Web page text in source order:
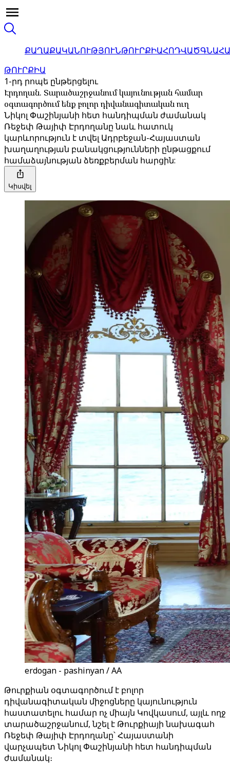
ՔԱՂԱՔԱԿԱՆՈՒԹՅՈՒՆԹՈՒՐՔԻԱՀՈԴՎԱԾ
ԹՈՒՐՔԻԱ
1-րդ րոպե ընթերցելու
Էրդողան. Տարածաշրջանում կայունության համար
օգտագործում ենք բոլոր դիվանագիտական ​​ուղ
Նիկոլ Փաշինյանի հետ հանդիպման ժամանակ
Ռեջեփ Թայիփ Էրդողանը նաև հատուկ
կարևորություն է տվել Ադրբեջան-Հայաստան
խաղաղության բանակցությունների ընթացքում
համաձայնության ձեռքբերման հարցին:
Կիսվել
erdogan - pashinyan / AA
Թուրքիան օգտագործում է բոլոր
դիվանագիտական միջոցները կայունություն
հաստատելու համար ոչ միայն Կովկասում, այլև ողջ
տարածաշրջանում, նշել է Թուրքիայի նախագահ
Ռեջեփ Թայիփ Էրդողանը՝ Հայաստանի
վարչապետ Նիկոլ Փաշինյանի հետ հանդիպման
ժամանակ։